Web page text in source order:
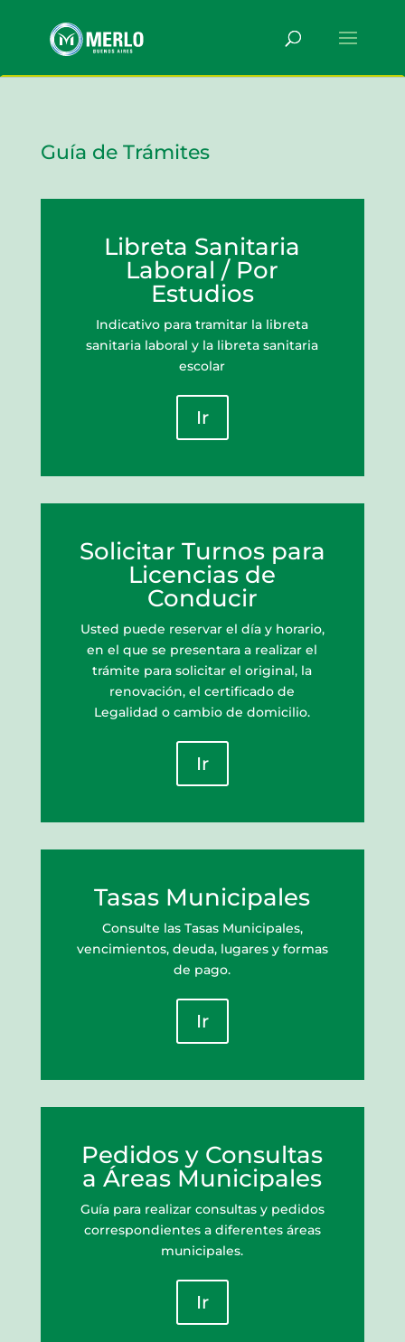
Guía de Trámites
Libreta Sanitaria
Laboral / Por
Estudios
Indicativo para tramitar la libreta
sanitaria laboral y la libreta sanitaria
escolar
Ir
Solicitar Turnos para
Licencias de
Conducir
Usted puede reservar el día y horario,
en el que se presentara a realizar el
trámite para solicitar el original, la
renovación, el certificado de
Legalidad o cambio de domicilio.
Ir
Tasas Municipales
Consulte las Tasas Municipales,
vencimientos, deuda, lugares y formas
de pago.
Ir
Pedidos y Consultas
a Áreas Municipales
Guía para realizar consultas y pedidos
correspondientes a diferentes áreas
municipales.
Ir